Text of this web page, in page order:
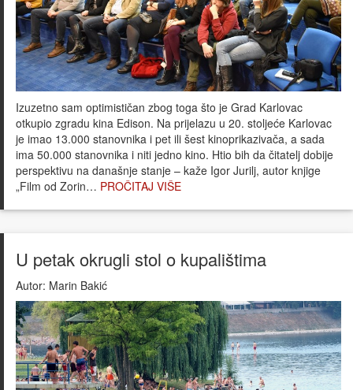
Izuzetno sam optimističan zbog toga što je Grad Karlovac
otkupio zgradu kina Edison. Na prijelazu u 20. stoljeće Karlovac
je imao 13.000 stanovnika i pet ili šest kinoprikazivača, a sada
ima 50.000 stanovnika i niti jedno kino. Htio bih da čitatelj dobije
perspektivu na današnje stanje – kaže Igor Jurilj, autor knjige
„Film od Zorin… PROČITAJ VIŠE
U petak okrugli stol o kupalištima
Autor: Marin Bakić